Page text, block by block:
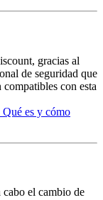
gracias al
de seguridad que
con esta
es y cómo
el cambio de